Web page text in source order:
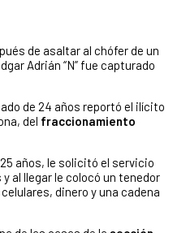
de asaltar al chófer de un
Adrián “N” fue capturado
de 24 años reportó el ilícito
del fraccionamiento
años, le solicitó el servicio
al llegar le colocó un tenedor
dinero y una cadena